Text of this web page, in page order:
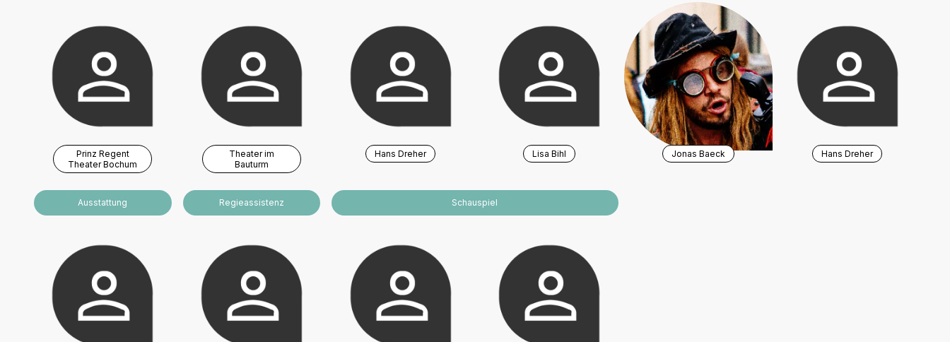
Prinz Regent
Theater Bochum
Theater im
Bauturm
Hans Dreher Lisa Bihl Jonas Baeck Hans Dreher
Ausstattung Regieassistenz Schauspiel